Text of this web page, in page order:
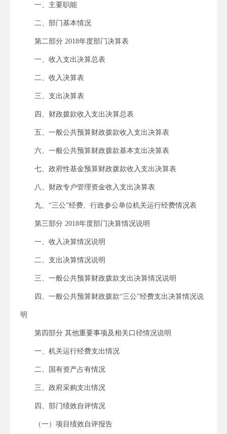
一、主要职能
二、部门基本情况
第二部分 2018年度部门决算表
一、收入支出决算总表
二、收入决算表
三、支出决算表
四、财政拨款收入支出决算总表
五、一般公共预算财政拨款收入支出决算表
六、一般公共预算财政拨款基本支出决算表
七、政府性基金预算财政拨款收入支出决算表
八、财政专户管理资金收入支出决算表
九、“三公”经费、行政参公单位机关运行经费情况表
第三部分 2018年度部门决算情况说明
一、收入决算情况说明
二、支出决算情况说明
三、一般公共预算财政拨款支出决算情况说明
四、一般公共预算财政拨款“三公”经费支出决算情况说
明
第四部分 其他重要事项及相关口径情况说明
一、机关运行经费支出情况
二、国有资产占有情况
三、政府采购支出情况
四、部门绩效自评情况
（一）项目绩效自评报告